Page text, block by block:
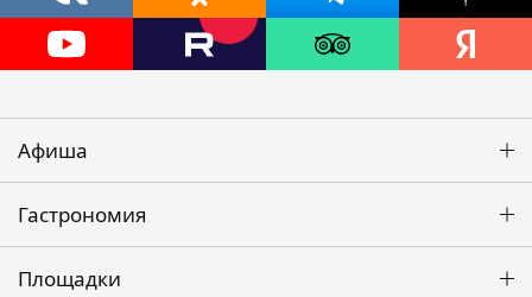
Афиша
Гастрономия
Площадки